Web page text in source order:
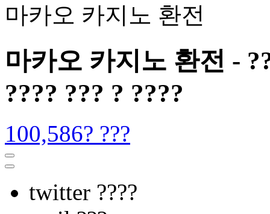
마카오 카지노 환전
마카오 카지노 환전 -
???? ??? ? ????
100,586? ???
twitter ????